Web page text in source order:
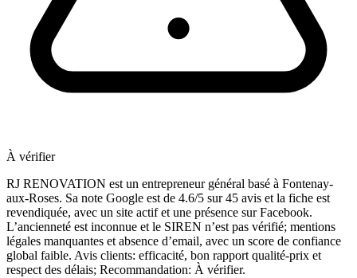
À vérifier
RJ RENOVATION est un entrepreneur général basé à Fontenay-
aux-Roses. Sa note Google est de 4.6/5 sur 45 avis et la fiche est
revendiquée, avec un site actif et une présence sur Facebook.
L’ancienneté est inconnue et le SIREN n’est pas vérifié; mentions
légales manquantes et absence d’email, avec un score de confiance
global faible. Avis clients: efficacité, bon rapport qualité-prix et
respect des délais; Recommandation: À vérifier.